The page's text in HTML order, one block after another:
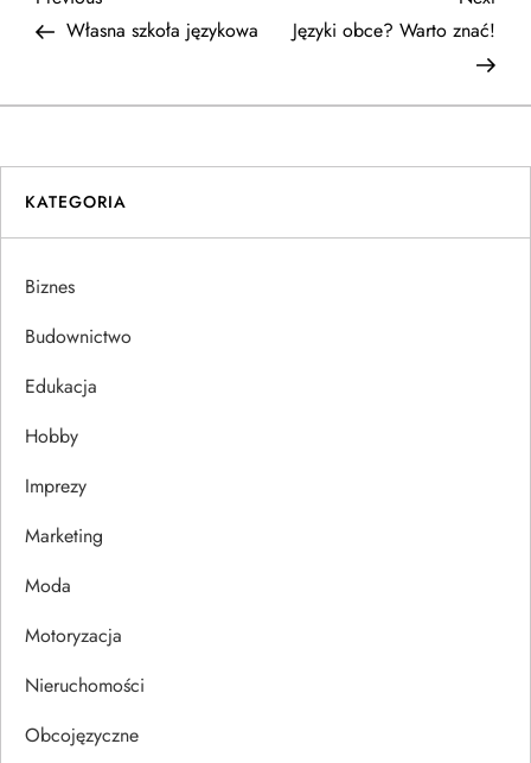
w
i
g
a
c
j
a
w
p
i
s
u
PostWłasna szkoła językowa
Języki obce? Warto znać!
KATEGORIA
Biznes
Budownictwo
Edukacja
Hobby
Imprezy
Marketing
Moda
Motoryzacja
Nieruchomości
Obcojęzyczne